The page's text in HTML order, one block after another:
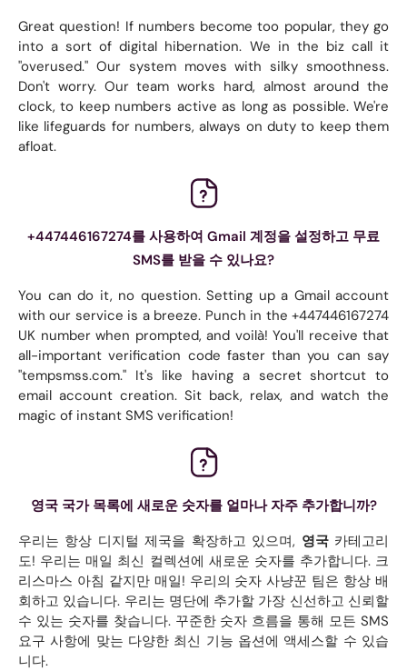
Great question! If numbers become too popular, they go
into a sort of digital hibernation. We in the biz call it
"overused." Our system moves with silky smoothness.
Don't worry. Our team works hard, almost around the
clock, to keep numbers active as long as possible. We're
like lifeguards for numbers, always on duty to keep them
afloat.
+447446167274를 사용하여 Gmail 계정을 설정하고 무료
SMS를 받을 수 있나요?
You can do it, no question. Setting up a Gmail account
with our service is a breeze. Punch in the +447446167274
UK number when prompted, and voilà! You'll receive that
all-important verification code faster than you can say
"tempsmss.com." It's like having a secret shortcut to
email account creation. Sit back, relax, and watch the
magic of instant SMS verification!
영국 국가 목록에 새로운 숫자를 얼마나 자주 추가합니까?
우리는 항상 디지털 제국을 확장하고 있으며, 영국카테고리
도! 우리는 매일 최신 컬렉션에 새로운 숫자를 추가합니다. 크
리스마스 아침 같지만 매일! 우리의 숫자 사냥꾼 팀은 항상 배
회하고 있습니다. 우리는 명단에 추가할 가장 신선하고 신뢰할
수 있는 숫자를 찾습니다. 꾸준한 숫자 흐름을 통해 모든 SMS
요구 사항에 맞는 다양한 최신 기능 옵션에 액세스할 수 있습
니다.